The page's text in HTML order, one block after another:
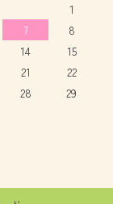
1
7
8
14
15
21
22
28
29